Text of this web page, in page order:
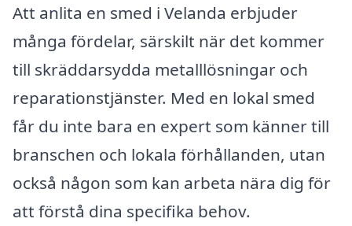
Att anlita en smed i Velanda erbjuder
många fördelar, särskilt när det kommer
till skräddarsydda metalllösningar och
reparationstjänster. Med en lokal smed
får du inte bara en expert som känner till
branschen och lokala förhållanden, utan
också någon som kan arbeta nära dig för
att förstå dina specifika behov.